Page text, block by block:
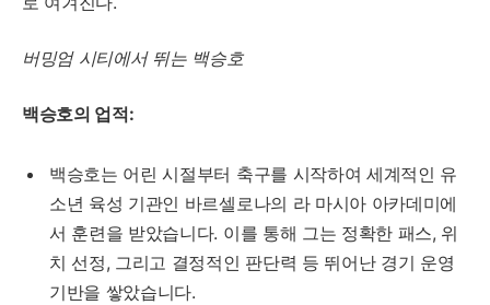
버밍엄 시티에서 뛰는 백승호
백승호의 업적:
백승호는 어린 시절부터 축구를 시작하여 세계적인 유
소년 육성 기관인 바르셀로나의 라 마시아 아카데미에
서 훈련을 받았습니다. 이를 통해 그는 정확한 패스, 위
치 선정, 그리고 결정적인 판단력 등 뛰어난 경기 운영
기반을 쌓았습니다.